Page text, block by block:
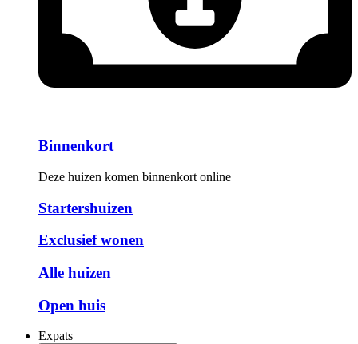
Binnenkort
Deze huizen komen binnenkort online
Startershuizen
Exclusief wonen
Alle huizen
Open huis
Expats